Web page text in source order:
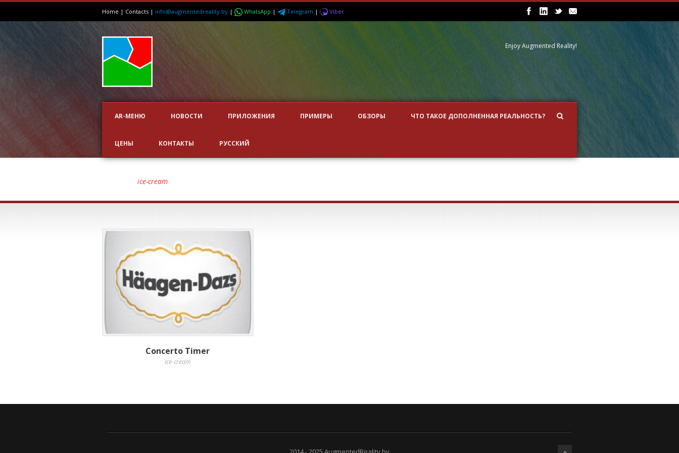
Home | Contacts | info@augmentedreality.by | WhatsApp | Telegram | Viber
Enjoy Augmented Reality!
AR-МЕНЮ НОВОСТИ ПРИЛОЖЕНИЯ ПРИМЕРЫ ОБЗОРЫ ЧТО ТАКОЕ ДОПОЛНЕННАЯ РЕАЛЬНОСТЬ?
ЦЕНЫ КОНТАКТЫ РУССКИЙ
ice-cream
Concerto Timer
ice-cream